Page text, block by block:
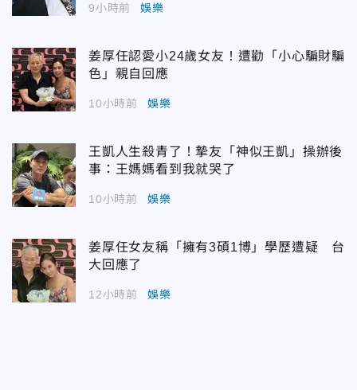
9小時前 娛樂
姜厚任認愛小24歲女友！遭勸「小心騙財騙
色」親自回應
10小時前 娛樂
王凱人生殺青了！摯友「神似王凱」操辦後
事：王媽媽看到我就哭了
10小時前 娛樂
姜厚任女友稱「擁有3碩1博」學歷遭疑 台
大回應了
12小時前 娛樂